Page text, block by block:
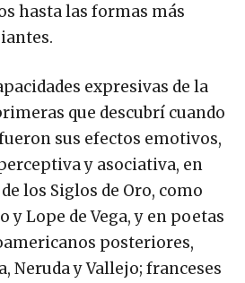
hasta las formas más
expresivas de la
que descubrí cuando
sus efectos emotivos,
y asociativa, en
los Siglos de Oro, como
y Lope de Vega, y en poetas
posteriores,
Neruda y Vallejo; franceses